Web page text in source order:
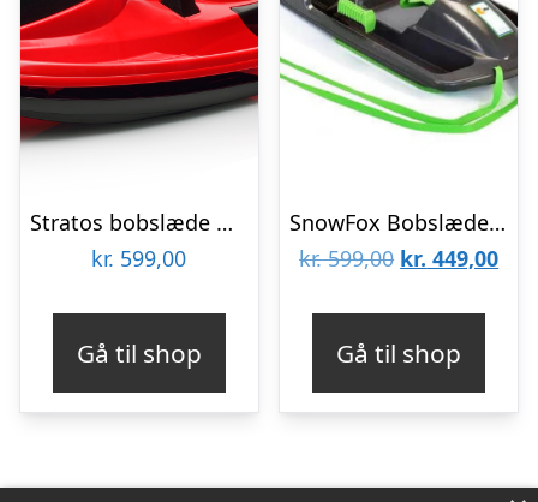
Stratos bobslæde med rat, Racer Rød
kr. 599,00
Gå til shop
SnowFox Bobslæde med rat og bremser – Anthracite/Grøn
kr.599,00 Den
var:
kr. 599,00.
kr. 449,00Den
kr.
Gå til shop